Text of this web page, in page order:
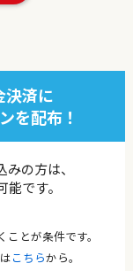
決済に
を配布！
の方は、
です。
とが条件です。
こちらから。